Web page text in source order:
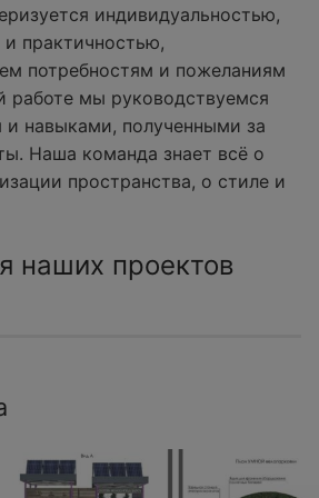
индивидуальностью,
практичностью,
потребностям и пожеланиям
работе мы руководствуемся
навыками, полученными за
Наша команда знает всё о
пространства, о стиле и
наших проектов